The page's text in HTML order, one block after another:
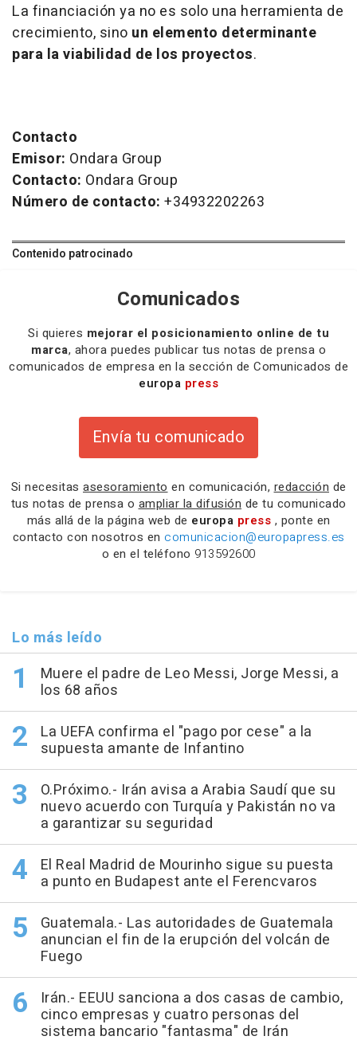
La financiación ya no es solo una herramienta de
crecimiento, sino un elemento determinante
para la viabilidad de los proyectos.
Contacto
Emisor: Ondara Group
Contacto: Ondara Group
Número de contacto: +34932202263
Contenido patrocinado
Comunicados
Si quieres mejorar el posicionamiento online de tu
marca, ahora puedes publicar tus notas de prensa o
comunicados de empresa en la sección de Comunicados de
europa press
Envía tu comunicado
Si necesitas asesoramiento en comunicación, redacción de
tus notas de prensa o ampliar la difusión de tu comunicado
más allá de la página web de europa press , ponte en
contacto con nosotros en comunicacion@europapress.es
o en el teléfono 913592600
Lo más leído
Muere el padre de Leo Messi, Jorge Messi, a
los 68 años
La UEFA confirma el "pago por cese" a la
supuesta amante de Infantino
O.Próximo.- Irán avisa a Arabia Saudí que su
nuevo acuerdo con Turquía y Pakistán no va
a garantizar su seguridad
El Real Madrid de Mourinho sigue su puesta
a punto en Budapest ante el Ferencvaros
Guatemala.- Las autoridades de Guatemala
anuncian el fin de la erupción del volcán de
Fuego
Irán.- EEUU sanciona a dos casas de cambio,
cinco empresas y cuatro personas del
sistema bancario "fantasma" de Irán